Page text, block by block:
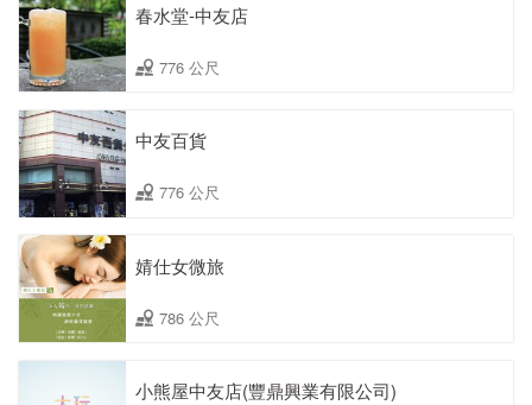
春水堂-中友店
776 公尺
中友百貨
776 公尺
婧仕女微旅
786 公尺
小熊屋中友店(豐鼎興業有限公司)